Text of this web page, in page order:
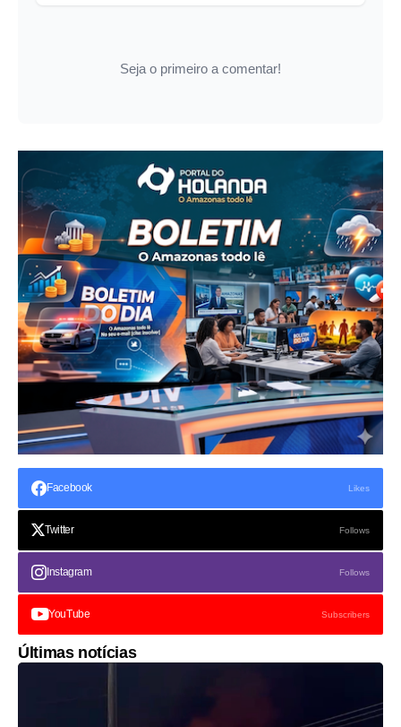
Seja o primeiro a comentar!
Facebook Likes
Twitter Follows
Instagram Follows
YouTube Subscribers
Últimas notícias